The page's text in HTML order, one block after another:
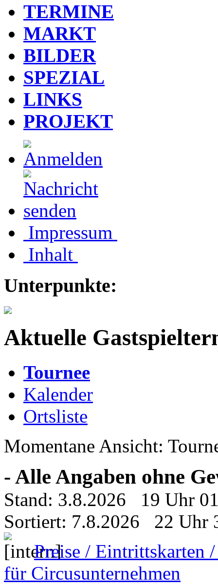
TERMINE
MARKT
BILDER
SPEZIAL
LINKS
PROJEKT
Impressum
Inhalt
Unterpunkte:
Aktuelle
Tournee
Kalender
Ortsliste
Momentane Ansicht:
- Alle Angaben ohne
Stand: 3.8.2026 19 Uhr
Sortiert: 7.8.2026 22 Uhr
Preise / Eintrittskarten
für Circusunternehmen